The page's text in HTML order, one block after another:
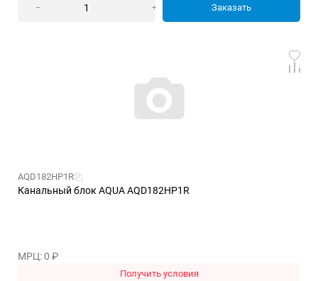
– + Заказать
AQD182HP1R
Канальный блок AQUA AQD182HP1R
МРЦ: 0 ₽
Получить условия